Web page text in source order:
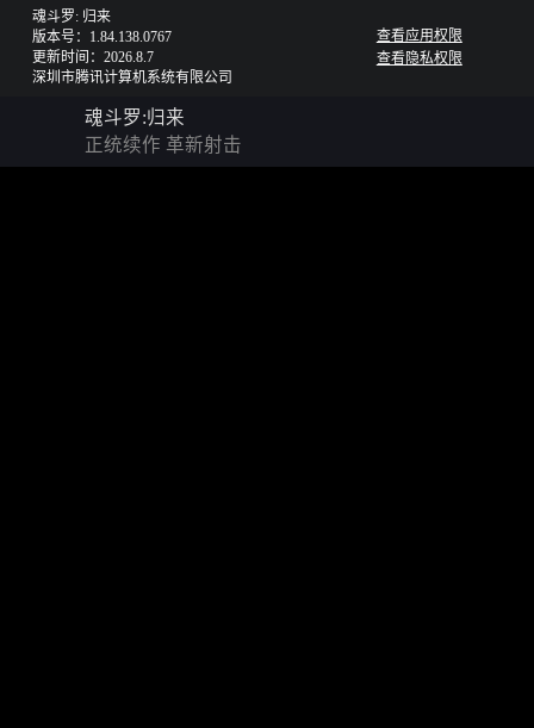
魂斗罗: 归来
版本号：1.84.138.0767
更新时间：2026.8.7
深圳市腾讯计算机系统有限公司
查看应用权限
查看隐私权限
魂斗罗:归来
正统续作 革新射击